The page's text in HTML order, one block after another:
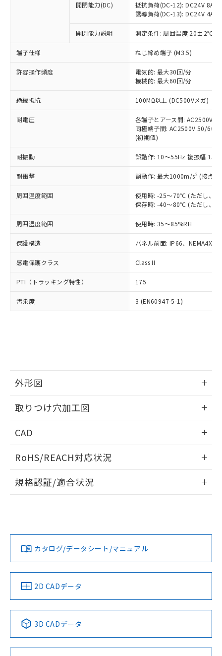
開閉能力(DC)
抵抗負荷(DC-12): DC24V 8A/
誘導負荷(DC-13): DC24V 4A/
開閉能力説明 測定条件: 周囲温度 20±2℃、
端子仕様 ねじ締め端子 (M3.5)
許容操作頻度
電気的: 最大30回/分
機械的: 最大60回/分
絶縁抵抗 100MΩ以上 (DC500Vメガ)
耐電圧
各端子とアース間: AC2500V
同極端子間: AC2500V 50/
(初期値)
耐振動 誤動作: 10～55Hz 複振幅
耐衝撃 誤動作: 最大1000m/s2 (接点
周囲温度範囲
使用時: -25～70℃ (ただし、氷
保存時: -40～80℃ (ただし、氷
周囲湿度範囲 使用時: 35～85%RH
保護構造 パネル前面: IP66、NEMA4X,
感電保護クラス Class II
PTI（トラッキング特性） 175
汚染度 3 (EN60947-5-1)
外形図
取りつけ穴加工図
CAD
ドすることができます。
ログイン/会員登録
ダウンロードデータをご利用いただく前に、以下を必ずお読
みください。
ソフトウェアの使用条件
RoHS/REACH対応状況
EU RoHS 注意事項・凡例
対応済み
中国 RoHS 注意事項・凡例
Pb Hg Cd Cr(VI)
規格認証/適合状況
LR型式承認
（イギリス
船舶規格）
DNV型式承認
（ノルウェー
BV型式承認
（フランス
KR型式
（韓国
No No No No
この製品の規格認証/適合状況ページへ
その他の認証はこちらのページからご検索ください
カタログ/データシート/マニュアル
2D CADデータ
3D CADデータ
以下の条件をお読みいただき、同意のうえ
ご利用ください。
本サービスは、当社制御機器事業取扱
商品の当社在庫状況および標準価格
(税抜)を提供させていただくもので
当社制御機器事業取扱商品の中には、
本サービスの対象外となる商品もある
ことをご了承ください。
在庫状況および標準価格照会結果は、
記載している更新日時点での社内デー
タに基づき作成されるものであり、閲
覧された時点での実際の在庫および標
準価格とは異なる場合があることをご
正式な納期状況および標準価格はお客
様のお取引先、またはお客様担当のオ
ムロン制御機器販売店・当社販売員に
オムロン制御機器販売店や当社販売拠
販売ネットワーク
」をご確認
在庫状況および標準価格結果を当社の
事前の承諾なく第三者に漏洩または開
示しないようお願いします。
マイパーツ機能（部品リスト作成サー
ビス）をご利用いただくには、I-Web
品・サービスに関するお客様との取
の共同利用に関して"
用者の範囲」に記載されている法人を
対応予定なし：EU RoHS指令（10物質）の
非含有に非対応の商品で、対応品を出す予
調査・確認中：EU RoHS指令（10物質）の
非含有の対応状況を調査中または確認中の
商品です。
非該当品：ライセンス料など無形物で、有
害物質有無と関係のない商品です。
仕入先様の事情により、非含有部品として
いたものが、含有品と判明した場合などや
むを得ず変更することがあります。
鉛(Pb) 1000ppm以下、 水銀(Hg) 1000ppm以下、 カド
六価クロム(Cr(Ⅵ)) 1000ppm以下、ポリ臭化ビフェニル
類(PBB) 1000ppm以下、ポリ臭化ジフェニルエーテル類
ルベンジル（BBP） 1000ppm以下、フタル酸ジブチル
（DBP） 1000ppm以下、フタル酸ジイソブチル
但し、RoHS指令で産業用監視および制御機器に対する
適用除外項目は除く。
フタル酸エステル類の４物質については閾値を超える意
図的な使用がないことを確認しています。
部品在庫の切り替え状況などにより、予定
月が前後することがあります。
EU RoHS指令（10物質）の非含有証明書
51物質の非含有証明書（当社基準）
※本証明書は発行日時点で非含有を証明す
物質の対応では、対応完了までの期間は出
荷製品に未対応品が混在することから備考
欄に対応日を記載しておりました。
既に当社にて対応品への在庫切替を完了
「○」：最大均質材料含有率が中国RoHSの
基準値以下であることを示します。
「×」：最大均質材料含有率が中国RoHSの
基準値を超えていることを示します。
「－」：未確認です。当社販売部門へお問
*中国RoHS10物質の基準値 (GB/T26572)：
Pb(鉛) :1000ppm、 Hg(水銀) : 1000ppm、 Cd(カドミウ
Cr(Ⅵ)(六価クロム) : 1000ppm、 PBBs(ポリ臭化ビフェ
ニル類) : 1000ppm、 PBDEs(ポリ臭化ジフェニルエーテ
ル類) : 1000ppm、
DBP(フタル酸ジブチル) : 1000ppm、 DIBP(フタル酸ジ
イソブチル) : 1000ppm、 BBP(フタル酸ブチルベンジ
DEHP(フタル酸ビス(2-エチルヘキシル)) : 1000ppm
「ｅ」：有害物質（10物質）のすべてが基
準値以下であることを示します。
「10」：通常の使用状況下において有害物
質が外部に漏えいし、環境に深刻な影響を
及ぼさない年数を意味します。
当社は、これら貴社製品のうち、外国
為替および外国貿易法に定める商品
（以下｢規制貨物等」という）を輸出
または国外への提供する場合は、日本
国政府の輸出許可(または役務取引許
可)を取得するなどの必要な手続きを
当社は規制貨物を破棄する場合は、完
全に破砕するなど、違法に輸出されな
いよう必要な手段を講じます。
当社は貴社製品を、核兵器、ミサイ
ル、化学兵器、生物兵器またはその他
武器並びにこれらの製造装置等に一切
当社は、貴社製品を第三者に販売する
場合は、上記1、2および3の内容を当
該第三者に通知します。また当社は、
販売先および販売に係わる関係者が違
法に輸出するおそれがある場合は、取
り引きをいたしません。
一定数以上の在庫あり
一定数には満たないが在庫あり
在庫なし(最新の在庫状況につ
いては、お客様のお取引先、ま
たはお客様担当のオムロン制御
機器販売店・当社販売員にご確
受注生産機種、また在庫状況の
情報を公開していない機種